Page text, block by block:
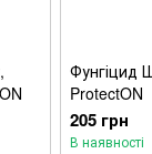
Фунгіцид
ProtectON
205 грн
В наявності